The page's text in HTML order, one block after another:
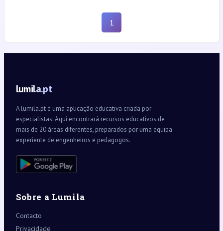
1
lumila.pt
A lumila.pt é uma aplicação educativa criada por
especialistas. Aqui encontrará recursos educativos de
mais de 20 áreas diferentes, preparados por uma equipa
experiente de engenheiros e pedagogos.
Sobre a Lumila
Contacto
Privacidade